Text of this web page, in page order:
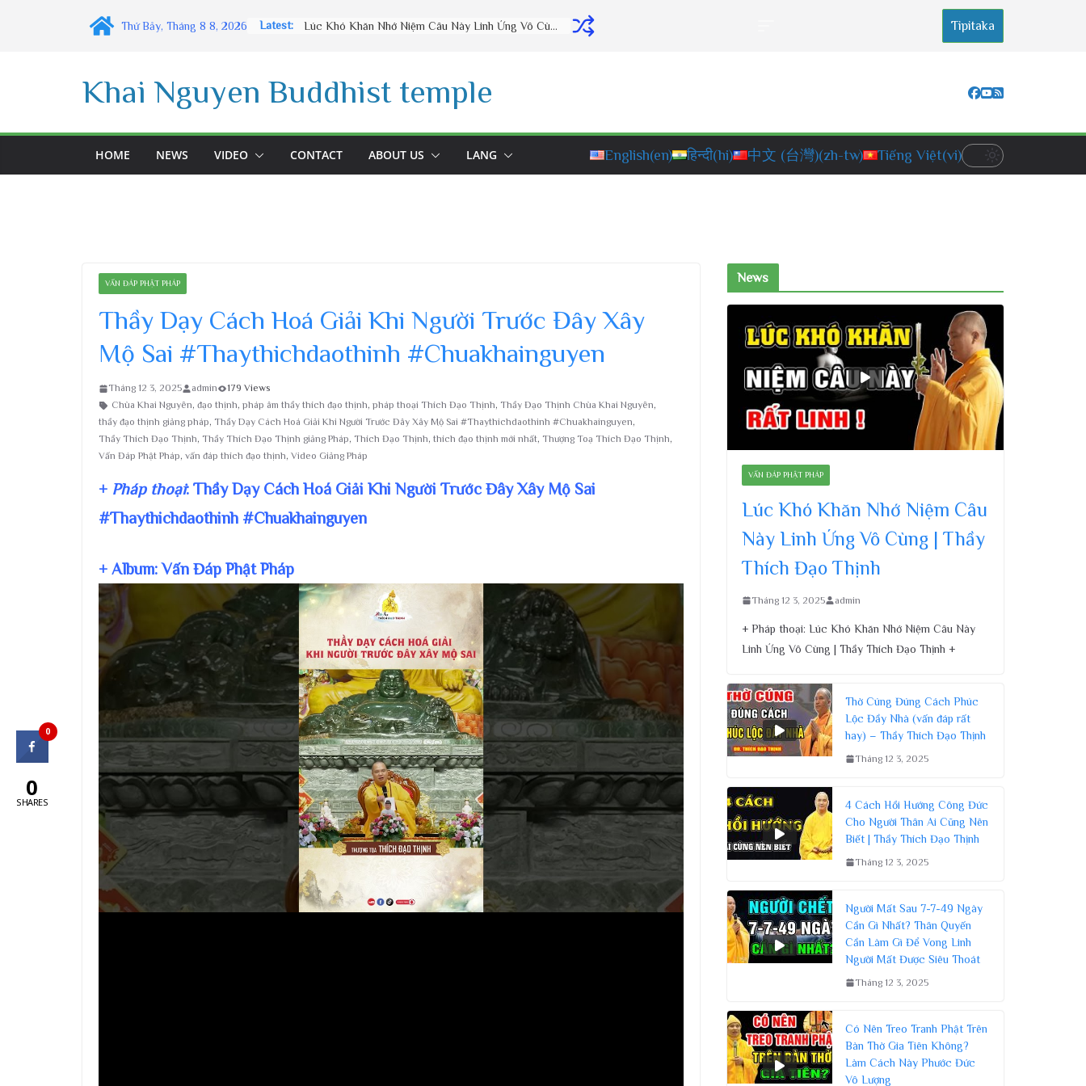
Thứ Bảy, Tháng 8 8, 2026 Latest: Thờ Cúng Đúng Cách Phúc Lộc Đầy Nhà (vấn đáp rất hay) – Thầy Thích Đạo Thịnh Tipitaka
Khai Nguyen Buddhist temple
HOME NEWS VIDEO CONTACT ABOUT US LANG English(en) हिन्दी(hi) 中文 (台灣)(zh-tw) Tiếng Việt(vi)
VẤN ĐÁP PHẬT PHÁP
Thầy Dạy Cách Hoá Giải Khi Người Trước Đây Xây
Mộ Sai #Thaythichdaothinh #Chuakhainguyen
Tháng 12 3, 2025 admin
179 Views
Chùa Khai Nguyên, đạo thịnh, pháp âm thầy thích đạo thịnh, pháp thoại Thích Đạo Thịnh, Thầy Đạo Thịnh Chùa Khai Nguyên,
thầy đạo thịnh giảng pháp, Thầy Dạy Cách Hoá Giải Khi Người Trước Đây Xây Mộ Sai #Thaythichdaothinh #Chuakhainguyen,
Thầy Thích Đạo Thịnh, Thầy Thích Đạo Thịnh giảng Pháp, Thích Đạo Thịnh, thích đạo thịnh mới nhất, Thượng Toạ Thích Đạo Thịnh,
Vấn Đáp Phật Pháp, vấn đáp thích đạo thịnh, Video Giảng Pháp
+ Pháp thoại: Thầy Dạy Cách Hoá Giải Khi Người Trước Đây Xây Mộ Sai
#Thaythichdaothinh #Chuakhainguyen
+ Album: Vấn Đáp Phật Pháp
News
VẤN ĐÁP PHẬT PHÁP
Lúc Khó Khăn Nhớ Niệm Câu
Này Linh Ứng Vô Cùng | Thầy
Thích Đạo Thịnh
Tháng 12 3, 2025 admin
+ Pháp thoại: Lúc Khó Khăn Nhớ Niệm Câu Này
Linh Ứng Vô Cùng | Thầy Thích Đạo Thịnh +
Thờ Cúng Đúng Cách Phúc
Lộc Đầy Nhà (vấn đáp rất
hay) – Thầy Thích Đạo Thịnh
Tháng 12 3, 2025
4 Cách Hồi Hướng Công Đức
Cho Người Thân Ai Cũng Nên
Biết | Thầy Thích Đạo Thịnh
Tháng 12 3, 2025
Người Mất Sau 7-7-49 Ngày
Cần Gì Nhất? Thân Quyến
Cần Làm Gì Để Vong Linh
Người Mất Được Siêu Thoát
Tháng 12 3, 2025
Có Nên Treo Tranh Phật Trên
Bàn Thờ Gia Tiên Không?
Làm Cách Này Phước Đức
Vô Lượng
0
0
SHARES